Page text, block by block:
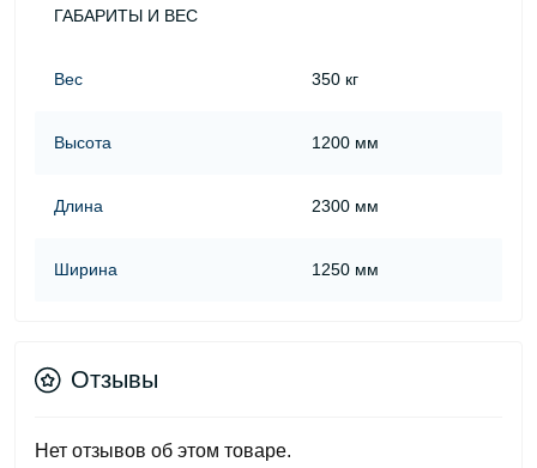
ГАБАРИТЫ И ВЕС
Вес 350 кг
Высота 1200 мм
Длина 2300 мм
Ширина 1250 мм
Отзывы
Нет отзывов об этом товаре.